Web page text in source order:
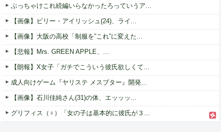
ぶっちゃけこれ続編いらなかったろっていうア...
【画像】ビリー・アイリッシュ(24)、ライ...
【画像】大阪の高校「制服を”これ”に変えた...
【悲報】Mrs. GREEN APPLE、...
【朗報】X女子「ガチでこういう彼氏欲しくて...
成人向けゲーム『ヤリステ メスブター』開発...
【画像】石川佳純さん(31)の体、エッッッ...
グリフィス（♀）「女の子は基本的に彼氏が３...